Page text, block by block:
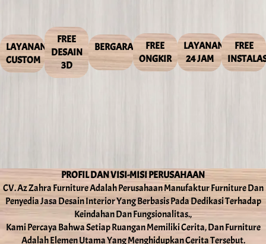
LAYANAN
CUSTOM
FREE
DESAIN
3D
BERGARANSIFREE
ONGKIR
LAYANAN
24 JAM
FREE
PROFIL DAN VISI-MISI PERUSAHAAN
CV. Az Zahra Furniture Adalah Perusahaan Manufaktur Furniture Dan
Penyedia Jasa Desain Interior Yang Berbasis Pada Dedikasi Terhadap
Keindahan Dan Fungsionalitas.,
Kami Percaya Bahwa Setiap Ruangan Memiliki Cerita, Dan Furniture
Adalah Elemen Utama Yang Menghidupkan Cerita Tersebut.